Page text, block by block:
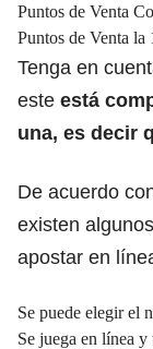
Puntos de Venta
Puntos de Venta la
Tenga en
este está
una, es decir
De acuerdo
existen
apostar en
Se puede elegir el
Se juega en línea y